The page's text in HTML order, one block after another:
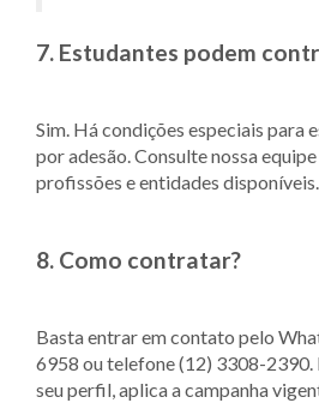
7. Estudantes podem
Sim. Há condições especiais para
por adesão. Consulte nossa
profissões e entidades disponíveis.
8. Como contratar?
Basta entrar em contato pelo
6958 ou telefone (12) 3308-2390.
seu perfil, aplica a campanha